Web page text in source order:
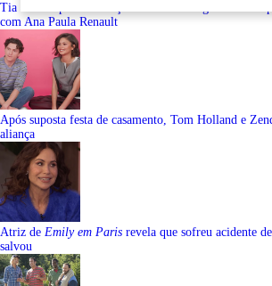
Tia Milena pede indicação de dermatologista e
com Ana Paula Renault
Após suposta festa de casamento, Tom Holland e
aliança
Atriz de Emily em Paris revela que sofreu acidente
salvou